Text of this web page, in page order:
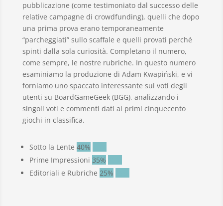
pubblicazione (come testimoniato dal successo delle
relative campagne di crowdfunding), quelli che dopo
una prima prova erano temporaneamente
“parcheggiati” sullo scaﬀale e quelli provati perché
spinti dalla sola curiosità. Completano il numero,
come sempre, le nostre rubriche. In questo numero
esaminiamo la produzione di Adam Kwapiński, e vi
forniamo uno spaccato interessante sui voti degli
utenti su BoardGameGeek (BGG), analizzando i
singoli voti e commenti dati ai primi cinquecento
giochi in classiﬁca.
Sotto la Lente 40%
Prime Impressioni 35%
Editoriali e Rubriche 25%